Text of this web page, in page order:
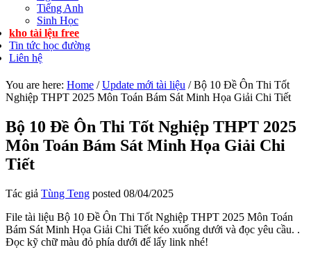
Tiếng Anh
Sinh Học
kho tài lệu free
Tin tức học đường
Liên hệ
You are here: Home / Update mới tài liệu /Bộ 10 Đề Ôn Thi Tốt
Nghiệp THPT 2025 Môn Toán Bám Sát Minh Họa Giải Chi Tiết
Bộ 10 Đề Ôn Thi Tốt Nghiệp THPT 2025
Môn Toán Bám Sát Minh Họa Giải Chi
Tiết
Tác giả Tùng Teng posted 08/04/2025
File tài liệu Bộ 10 Đề Ôn Thi Tốt Nghiệp THPT 2025 Môn Toán
Bám Sát Minh Họa Giải Chi Tiết kéo xuống dưới và đọc yêu cầu. .
Đọc kỹ chữ màu đỏ phía dưới để lấy link nhé!